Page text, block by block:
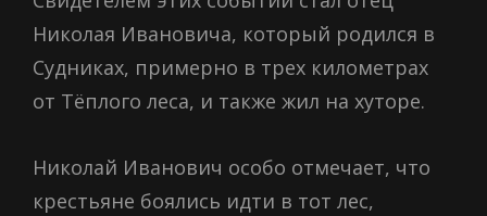
Николая Ивановича, который родился в
Судниках, примерно в трех километрах
от Тёплого леса, и также жил на хуторе.
Николай Иванович особо отмечает, что
крестьяне боялись идти в тот лес,